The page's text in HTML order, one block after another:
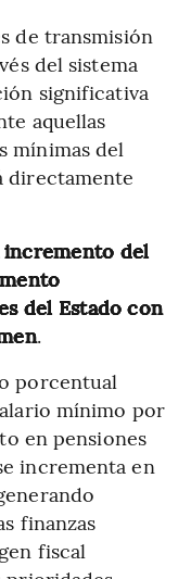
de transmisión
del sistema
significativa
aquellas
mínimas del
directamente
incremento del
del Estado con
.
porcentual
mínimo por
en pensiones
incrementa en
finanzas
fiscal